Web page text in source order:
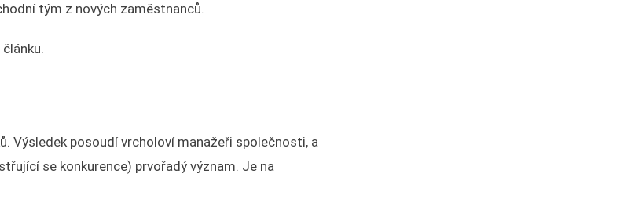
tým z nových zaměstnanců.
Výsledek posoudí vrcholoví manažeři společnosti, a
se konkurence) prvořadý význam. Je na